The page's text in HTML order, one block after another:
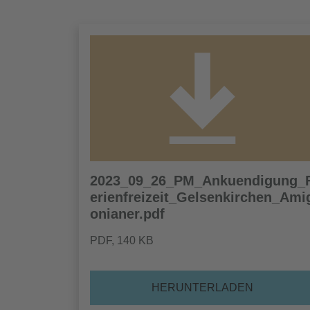
onianer.pdf
PDF, 140 KB
HERUNTERLADEN